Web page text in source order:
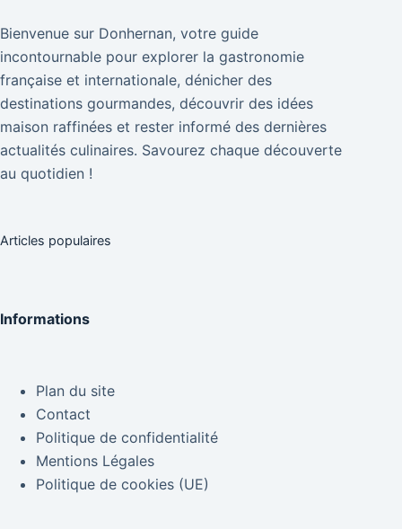
Bienvenue sur Donhernan, votre guide
incontournable pour explorer la gastronomie
française et internationale, dénicher des
destinations gourmandes, découvrir des idées
maison raffinées et rester informé des dernières
actualités culinaires. Savourez chaque découverte
au quotidien !
Articles populaires
Informations
Plan du site
Contact
Politique de confidentialité
Mentions Légales
Politique de cookies (UE)